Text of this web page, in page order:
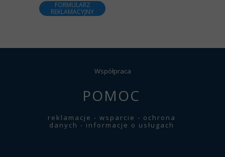
POMOC
reklamacje - wsparcie - ochrona
danych - informacje o usługach
Współpraca
+48531529138
wspolpraca@intax.pl
FORMULARZ
REKLAMACYJNY